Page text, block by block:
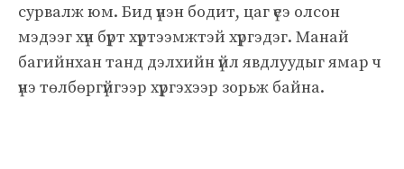
сурвалж юм. Бид үнэн бодит, цаг үеэ олсон
мэдээг хүн бүрт хүртээмжтэй хүргэдэг. Манай
багийнхан танд дэлхийн үйл явдлуудыг ямар ч
үнэ төлбөргүйгээр хүргэхээр зорьж байна.